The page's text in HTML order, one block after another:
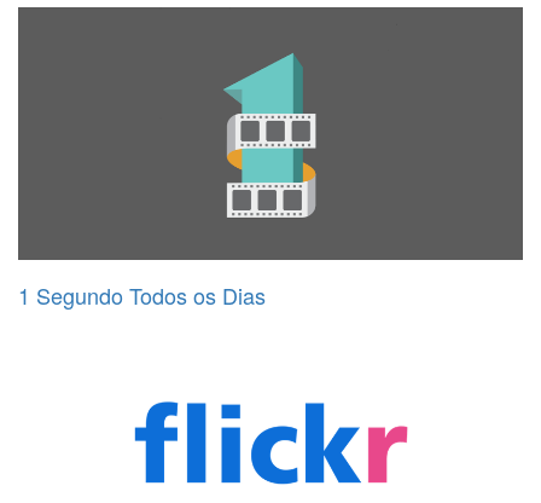
1 Segundo Todos os Dias